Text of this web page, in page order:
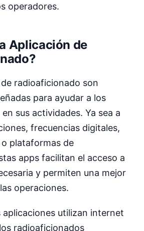
operadores.
Aplicación de
radioaficionado son
para ayudar a los
sus actividades. Ya sea a
frecuencias digitales,
o plataformas de
apps facilitan el acceso a
y permiten una mejor
operaciones.
aplicaciones utilizan internet
radioaficionados